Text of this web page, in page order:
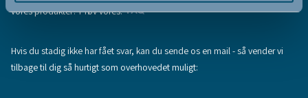
vores produkter? Prøv vores:FAQ
Hvis du stadig ikke har fået svar, kan du sende os en mail - så vender vi
tilbage til dig så hurtigt som overhovedet muligt: